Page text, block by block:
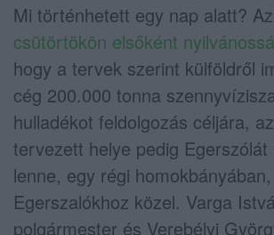
Mi történhetett egy nap alatt?
csütörtökön elsőként
hogy a tervek szerint külföldről
cég 200.000 tonna
hulladékot feldolgozás céljára,
tervezett helye pedig Egerszólát
lenne, egy régi homokbányában,
Egerszalókhoz közel. Varga
polgármester és Verebélyi